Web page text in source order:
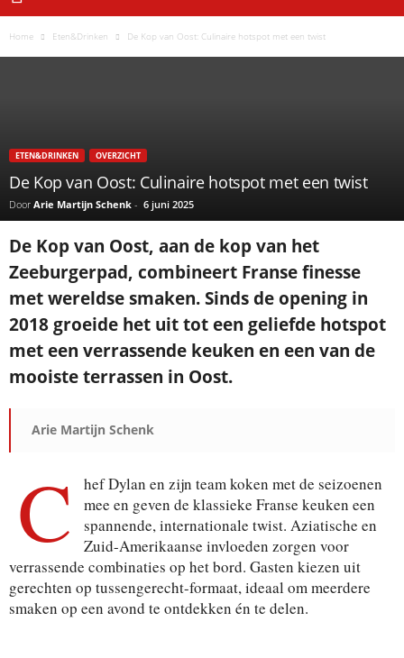
Home Eten&Drinken De Kop van Oost: Culinaire hotspot met een twist
ETEN&DRINKEN OVERZICHT
De Kop van Oost: Culinaire hotspot met een twist
Door Arie Martijn Schenk - 6 juni 2025
De Kop van Oost, aan de kop van het
Zeeburgerpad, combineert Franse finesse
met wereldse smaken. Sinds de opening in
2018 groeide het uit tot een geliefde hotspot
met een verrassende keuken en een van de
mooiste terrassen in Oost.
Arie Martijn Schenk
C
hef Dylan en zijn team koken met de seizoenen
mee en geven de klassieke Franse keuken een
spannende, internationale twist. Aziatische en
Zuid-Amerikaanse invloeden zorgen voor
verrassende combinaties op het bord. Gasten kiezen uit
gerechten op tussengerecht-formaat, ideaal om meerdere
smaken op een avond te ontdekken én te delen.